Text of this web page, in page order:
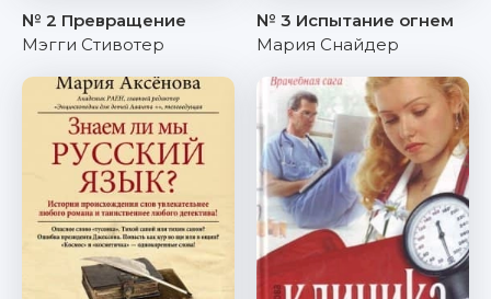
№ 2 Превращение
Мэгги Стивотер
№ 3 Испытание огнем
Мария Снайдер